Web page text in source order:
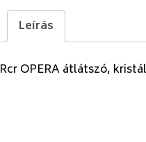
Leírás
Rcr OPERA átlátszó,